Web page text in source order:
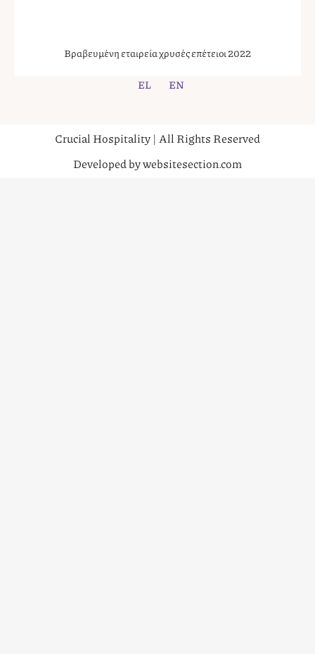
Βραβευμένη εταιρεία χρυσές επέτειοι 2022
EL EN
Crucial Hospitality | All Rights Reserved
Developed by websitesection.com